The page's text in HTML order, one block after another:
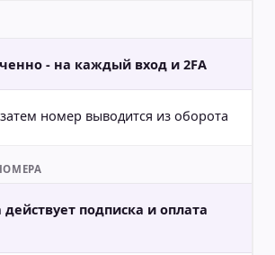
- на каждый вход и 2FA
номер выводится из оборота
подписка и оплата